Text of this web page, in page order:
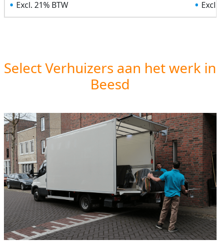
Excl. 21% BTW
Excl.
Select Verhuizers aan het werk in
Beesd